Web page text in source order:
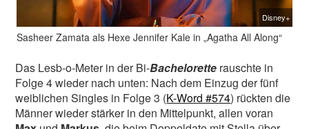
Disney+
Sasheer Zamata als Hexe Jennifer Kale in „Agatha All Along“
Das Lesb-o-Meter in der Bi-Bachelorette rauschte in
Folge 4 wieder nach unten: Nach dem Einzug der fünf
weiblichen Singles in Folge 3 (K-Word #574) rückten die
Männer wieder stärker in den Mittelpunkt, allen voran